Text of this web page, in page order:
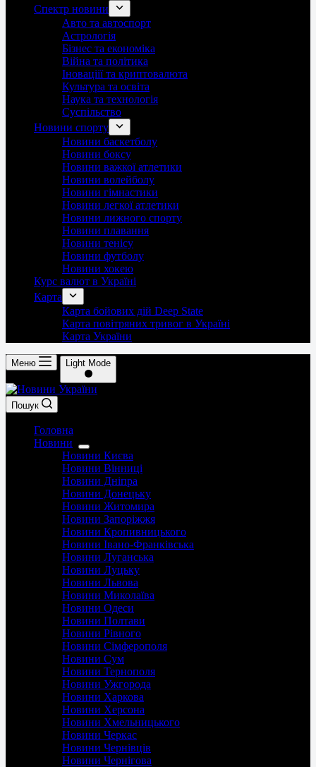
Спектр новини
Авто та автоспорт
Астрологія
Бізнес та економіка
Війна та політика
Іноваціії та криптовалюта
Культура та освіта
Наука та технологія
Суспільство
Новини спорту
Новини баскетболу
Новини боксу
Новини важкої атлетики
Новини волейболу
Новини гімнастики
Новини легкої атлетики
Новини лижного спорту
Новини плавання
Новини тенісу
Новини футболу
Новини хокею
Курс валют в Україні
Карта
Карта бойових дій Deep State
Карта повітряних тривог в Україні
Карта України
Меню Light Mode
Пошук
Головна
Новини
Новини Києва
Новини Вінниці
Новини Дніпра
Новини Донецьку
Новини Житомира
Новини Запоріжжя
Новини Кропивницького
Новини Івано-Франківська
Новини Луганська
Новини Луцьку
Новини Львова
Новини Миколаїва
Новини Одеси
Новини Полтави
Новини Рівного
Новини Сімферополя
Новини Сум
Новини Тернополя
Новини Ужгорода
Новини Харкова
Новини Херсона
Новини Хмельницького
Новини Черкас
Новини Чернівців
Новини Чернігова